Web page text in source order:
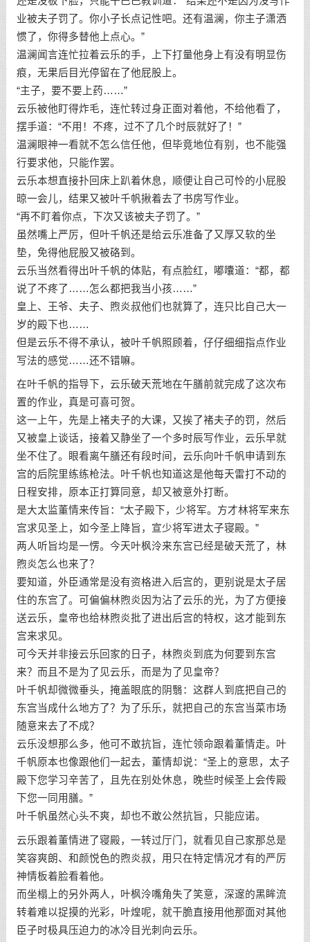
业被夫子罚了。你小子长点记性吧。还有温澜，你主子潇洒
惯了，你得多替他上点心。”
温澜闻言连忙拉着云乐的手，上下打量他身上有没有明显伤
痕，无果后目光停留在了他屁股上。
“主子，要不要上药……”
云乐被他盯得炸毛，连忙转过身正面对着他，不给他看了，
摆手道：“不用！不疼，过不了几个时辰就好了！”
温澜眼神一看就不怎么信任他，但毕竟地位有别，也不能强
行要求他，只能作罢。
云乐本想直接扑回床上趴着休息，顺便让自己可怜的小屁股
晾一会儿，结果又被叶千帆揪着去了书房写作业。
“再不盯着你点，下次又该被夫子罚了。”
虽然嘴上严厉，但叶千帆还是给云乐准备了又厚又软的坐
垫，免得他屁股又被硌到。
云乐当然看得出叶千帆的体贴，有点脸红，嘟囔道：“都，都
说了不疼了……怎么都把我当小孩……”
皇上、王爷、夫子、煦炎叔他们也就算了，连只比自己大一
岁的殿下也……
但是云乐不得不承认，被叶千帆照顾着，仔仔细细指点作业
写法的感觉……还不错嘛。
在叶千帆的指导下，云乐破天荒地在午膳前就完成了这次布
置的作业，真是可喜可贺。
这一上午，先是上褚夫子的大课，又挨了褚夫子的罚，然后
又被皇上谈话，接着又静坐了一个多时辰写作业，云乐早就
坐不住了。眼看离午膳还有段时间，云乐向叶千帆申请到东
宫的后院里练练枪法。叶千帆也知道这是他每天雷打不动的
日程安排，原本正打算同意，却又被意外打断。
是大太监董情来传旨：“太子殿下，少将军。方才林将军来东
宫求见圣上，如今圣上降旨，宣少将军进太子寝殿。”
两人听旨均是一愣。今天叶枫泠来东宫已经是破天荒了，林
煦炎怎么也来了？
要知道，外臣通常是没有资格进入后宫的，更别说是太子居
住的东宫了。可偏偏林煦炎因为沾了云乐的光，为了方便接
送云乐，皇帝也给林煦炎批了进出后宫的特权，这才能到东
宫来求见。
可今天并非接云乐回家的日子，林煦炎到底为何要到东宫
来？而且不是为了见云乐，而是为了见皇帝？
叶千帆却微微垂头，掩盖眼底的阴翳：这群人到底把自己的
东宫当成什么地方了？为了乐乐，就把自己的东宫当菜市场
随意来去了不成？
云乐没想那么多，他可不敢抗旨，连忙领命跟着董情走。叶
千帆原本也像跟他们一起去，董情却说：“圣上的意思，太子
殿下您学习辛苦了，且先在别处休息，晚些时候圣上会传殿
下您一同用膳。”
叶千帆虽然心头不爽，却也不敢公然抗旨，只能应诺。
云乐跟着董情进了寝殿，一转过厅门，就看见自己家那总是
笑容爽朗、和颜悦色的煦炎叔，用只在特定情况才有的严厉
神情板着脸看着他。
而坐榻上的另外两人，叶枫泠嘴角失了笑意，深邃的黑眸流
转着难以捉摸的光彩，叶煌呢，就干脆直接用他那面对其他
臣子时极具压迫力的冰冷目光刺向云乐。